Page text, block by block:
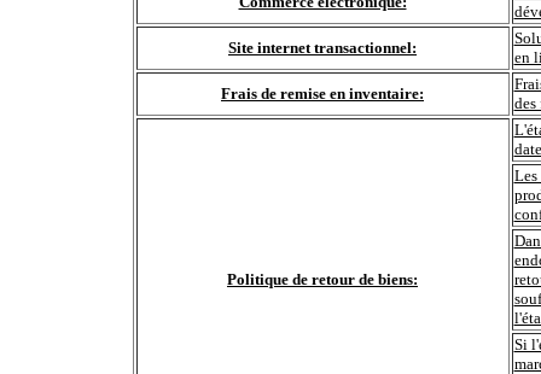
Site internet transactionnel:
en
Frais de remise en inventaire:
des
Politique de retour de biens:
Les
Si